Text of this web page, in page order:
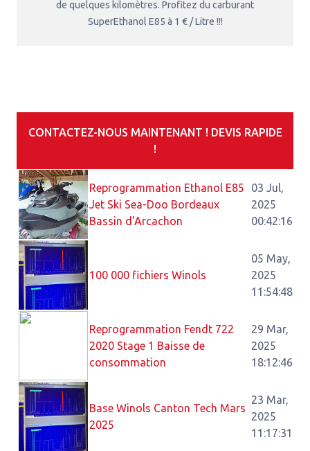
de quelques kilomètres. Profitez du carburant
SuperEthanol E85 à 1 € / Litre !!!
CONTACTEZ-NOUS MAINTENANT ! DEVIS RAPIDE
!
Reprogrammation Ethanol E85
Jet Ski Sea-Doo Bordeaux
Bassin d'Arcachon
03 Jul,
2025
00:42:16
100 000 fichiers Winols
05 May,
2025
11:54:48
Reprogrammation Fendt 722
2020 Stage 1 Baisse de
consommation
29 Mar,
2025
18:12:46
Base Winols Canton Tech Mars
2025
23 Mar,
2025
11:17:31